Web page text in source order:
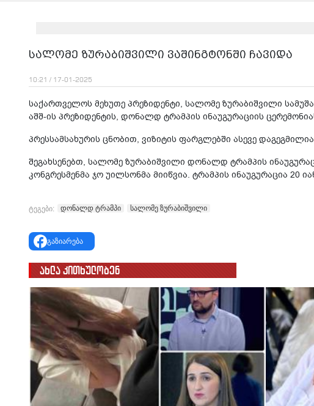
სალომე ზურაბიშვილი ვაშინგტონში ჩავიდა
10:21 / 17-01-2025
საქართველოს მეხუთე პრეზიდენტი, სალომე ზურაბიშვილი
აშშ-ის პრეზიდენტის, დონალდ ტრამპის ინაუგურაციის
პრესსამსახურის ცნობით, ვიზიტის ფარგლებში ასევე
შეგახსენებთ, სალომე ზურაბიშვილი დონალდ ტრამპის
კონგრესმენმა ჯო უილსონმა მიიწვია. ტრამპის ინაუგურაცია 20
ტეგები: დონალდ ტრამპი სალომე ზურაბიშვილი
გაზიარება
ახლა კითხულობენ